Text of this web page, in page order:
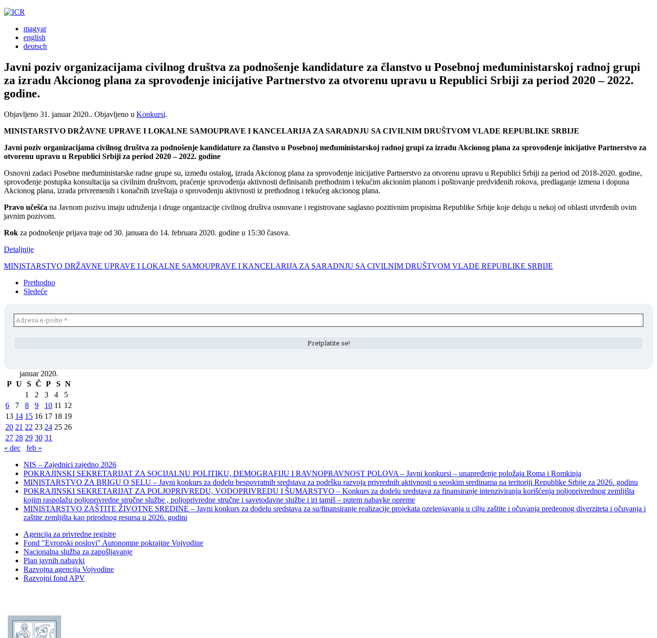
magyar
english
deutsch
Javni poziv organizacijama civilnog društva za podnošenje kandidature za članstvo u Posebnoj međuministarskoj radnoj grupi
za izradu Akcionog plana za sprovođenje inicijative Partnerstvo za otvorenu upravu u Republici Srbiji za period 2020 – 2022.
godine.
Objavljeno 31. januar 2020.. Objavljeno u Konkursi.
MINISTARSTVO DRŽAVNE UPRAVE I LOKALNE SAMOUPRAVE I KANCELARIJA ZA SARADNJU SA CIVILNIM DRUŠTVOM VLADE REPUBLIKE SRBIJE
Javni poziv organizacijama civilnog društva za podnošenje kandidature za članstvo u Posebnoj međuministarskoj radnoj grupi za izradu Akcionog plana za sprovođenje inicijative Partnerstvo za
otvorenu upravu u Republici Srbiji za period 2020 – 2022. godine
Osnovni zadaci Posebne međuministarske radne grupe su, između ostalog, izrada Akcionog plana za sprovođenje inicijative Partnerstvo za otvorenu upravu u Republici Srbiji za period od 2018-2020. godine,
sprovođenje postupka konsultacija sa civilnim društvom, praćenje sprovođenja aktivnosti definisanih prethodnim i tekućim akcionim planom i poštovanje predviđenih rokova, predlaganje izmena i dopuna
Akcionog plana, izrada privremenih i konačnih izveštaja o sprovođenju aktivnosti iz prethodnog i tekućeg akcionog plana.
Pravo učešća na Javnom pozivu imaju udruženja i druge organizacije civilnog društva osnovane i registrovane saglasno pozitivnim propisima Republike Srbije koje deluju u nekoj od oblasti utvrđenih ovim
javnim pozivom.
Rok za podnošenje prijava traje od 30. januara do 14. februara 2020. godine u 15:30 časova.
Detaljnije
MINISTARSTVO DRŽAVNE UPRAVE I LOKALNE SAMOUPRAVE I KANCELARIJA ZA SARADNJU SA CIVILNIM DRUŠTVOM VLADE REPUBLIKE SRBIJE
Prethodno
Sledeće
januar 2020.
P U S Č P S N
1
2 3 4
5
6
7 8 9 10 11 12
13 14 15 16 17 18 19
20 21 22 23 24 25 26
27 28 29 30 31
« dec
feb »
NIS – Zajednici zajedno 2026
POKRAJINSKI SEKRETARIJAT ZA SOCIJALNU POLITIKU, DEMOGRAFIJU I RAVNOPRAVNOST POLOVA – Javni konkursi – unapređenje položaja Roma i Romkinja
MINISTARSTVO ZA BRIGU O SELU – Javni konkurs za dodelu bespovratnih sredstava za podršku razvoja privrednih aktivnosti u seoskim sredinama na teritoriji Republike Srbije za 2026. godinu
POKRAJINSKI SEKRETARIJAT ZA POLJOPRIVREDU, VODOPRIVREDU I ŠUMARSTVO – Konkurs za dodelu sredstava za finansiranje intenziviranja korišćenja poljoprivrednog zemljišta
kojim raspolažu poljoprivredne stručne službe , poljoprivredne stručne i savetodavne službe i iri tamiš ‒ putem nabavke opreme
MINISTARSTVO ZAŠTITE ŽIVOTNE SREDINE – Javni konkurs za dodelu sredstava za su/finansiranje realizacije projekata ozelenjavanja u cilju zaštite i očuvanja predeonog diverziteta i očuvanja i
zaštite zemljišta kao prirodnog resursa u 2026. godini
Agencija za privredne registre
Fond "Evropski poslovi" Autonomne pokrajine Vojvodine
Nacionalna služba za zapošljavanje
Plan javnih nabavki
Razvojna agencija Vojvodine
Razvojni fond APV